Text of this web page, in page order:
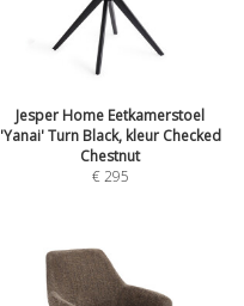
Jesper Home Eetkamerstoel
'Yanai' Turn Black, kleur Checked
Chestnut
€295